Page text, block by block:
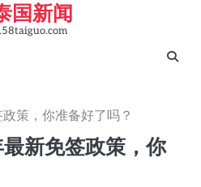
国新闻
策，你准备好了吗？
新免签政策，你